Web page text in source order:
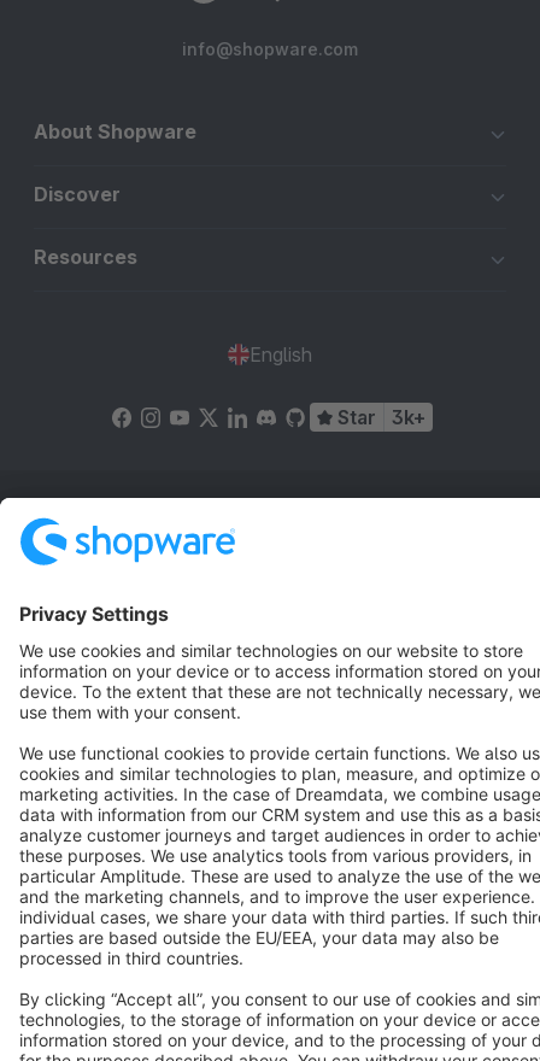
info@shopware.com
About Shopware
Discover
Resources
English
Star 3k+
Terms & Conditions
Copyright © shopware AG - All rights reserved
Notice: * All prices are quoted net of the statutory value-added tax